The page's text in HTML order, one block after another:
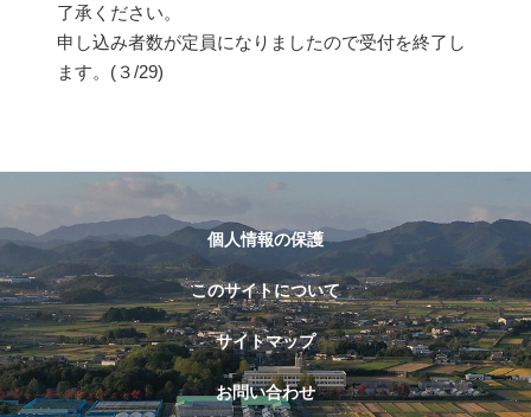
了承ください。
申し込み者数が定員になりましたので受付を終了し
ます。(３/29)
個人情報の保護
このサイトについて
サイトマップ
お問い合わせ